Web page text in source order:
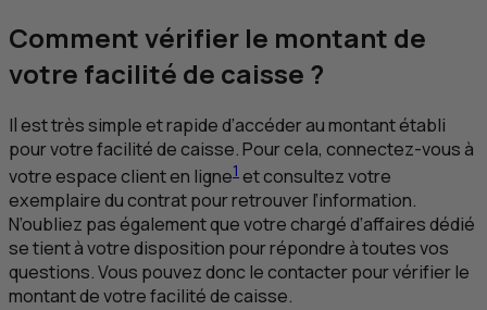
Comment vérifier le montant de
votre facilité de caisse ?
Il est très simple et rapide d’accéder au montant établi
pour votre facilité de caisse. Pour cela, connectez-vous à
votre espace client en ligne1 et consultez votre
exemplaire du contrat pour retrouver l’information.
N’oubliez pas également que votre chargé d’affaires dédié
se tient à votre disposition pour répondre à toutes vos
questions. Vous pouvez donc le contacter pour vérifier le
montant de votre facilité de caisse.